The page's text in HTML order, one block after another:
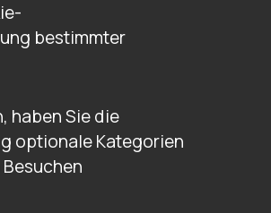
bestimmter
haben Sie die
optionale Kategorien